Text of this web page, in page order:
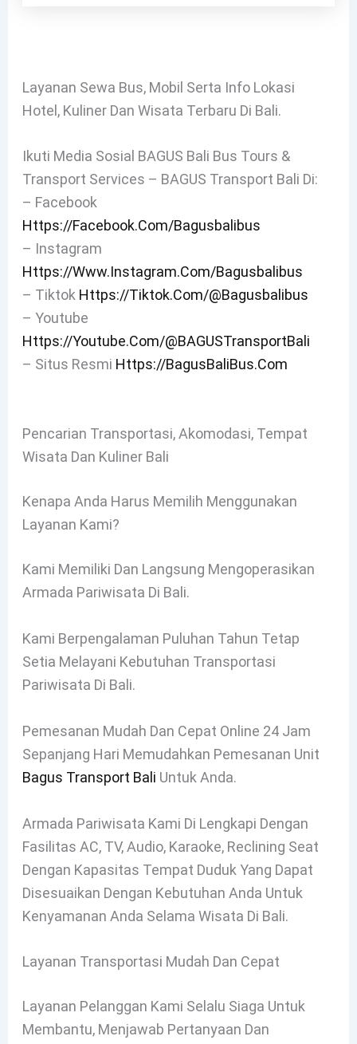
Layanan Sewa Bus, Mobil Serta Info Lokasi
Hotel, Kuliner Dan Wisata Terbaru Di Bali.
Ikuti Media Sosial BAGUS Bali Bus Tours &
Transport Services – BAGUS Transport Bali Di:
– Facebook
Https://facebook.com/bagusbalibus
– Instagram
Https://www.instagram.com/bagusbalibus
– Tiktok Https://tiktok.com/@bagusbalibus
– Youtube
Https://youtube.com/@BAGUSTransportBali
– Situs Resmi Https://BagusBaliBus.com
Pencarian Transportasi, Akomodasi, Tempat
Wisata Dan Kuliner Bali
Kenapa Anda Harus Memilih Menggunakan
Layanan Kami?
Kami Memiliki Dan Langsung Mengoperasikan
Armada Pariwisata Di Bali.
Kami Berpengalaman Puluhan Tahun Tetap
Setia Melayani Kebutuhan Transportasi
Pariwisata Di Bali.
Pemesanan Mudah Dan Cepat Online 24 Jam
Sepanjang Hari Memudahkan Pemesanan Unit
Bagus Transport Bali Untuk Anda.
Armada Pariwisata Kami Di Lengkapi Dengan
Fasilitas AC, TV, Audio, Karaoke, Reclining Seat
Dengan Kapasitas Tempat Duduk Yang Dapat
Disesuaikan Dengan Kebutuhan Anda Untuk
Kenyamanan Anda Selama Wisata Di Bali.
Layanan Transportasi Mudah Dan Cepat
Layanan Pelanggan Kami Selalu Siaga Untuk
Membantu, Menjawab Pertanyaan Dan